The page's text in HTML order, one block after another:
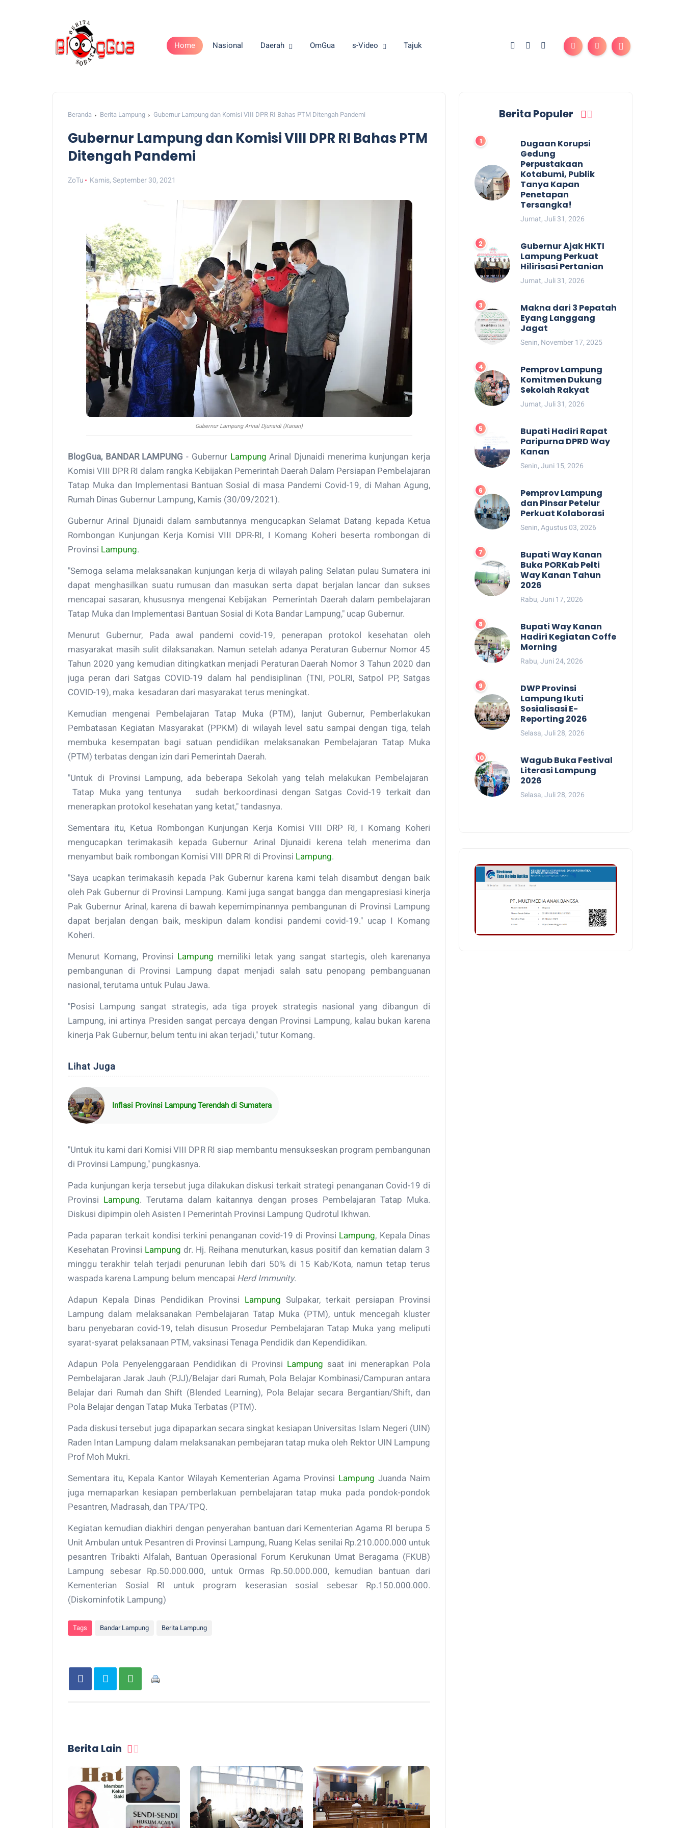
Home Nasional Daerah OmGua s-Video Tajuk
Beranda Berita Lampung Gubernur Lampung dan Komisi VIII DPR RI Bahas PTM Ditengah Pandemi
Gubernur Lampung dan Komisi VIII DPR RI Bahas PTM
Ditengah Pandemi
ZoTu Kamis, September 30, 2021
Gubernur Lampung Arinal Djunaidi (Kanan)
BlogGua, BANDAR LAMPUNG - Gubernur Lampung Arinal Djunaidi menerima kunjungan kerja
Komisi VIII DPR RI dalam rangka Kebijakan Pemerintah Daerah Dalam Persiapan Pembelajaran
Tatap Muka dan Implementasi Bantuan Sosial di masa Pandemi Covid-19, di Mahan Agung,
Rumah Dinas Gubernur Lampung, Kamis (30/09/2021).
Gubernur Arinal Djunaidi dalam sambutannya mengucapkan Selamat Datang kepada Ketua
Rombongan Kunjungan Kerja Komisi VIII DPR-RI, I Komang Koheri beserta rombongan di
Provinsi Lampung.
"Semoga selama melaksanakan kunjungan kerja di wilayah paling Selatan pulau Sumatera ini
dapat menghasilkan suatu rumusan dan masukan serta dapat berjalan lancar dan sukses
mencapai sasaran, khususnya mengenai Kebijakan Pemerintah Daerah dalam pembelajaran
Tatap Muka dan Implementasi Bantuan Sosial di Kota Bandar Lampung," ucap Gubernur.
Menurut Gubernur, Pada awal pandemi covid-19, penerapan protokol kesehatan oleh
masyarakat masih sulit dilaksanakan. Namun setelah adanya Peraturan Gubernur Nomor 45
Tahun 2020 yang kemudian ditingkatkan menjadi Peraturan Daerah Nomor 3 Tahun 2020 dan
juga peran dari Satgas COVID-19 dalam hal pendisiplinan (TNI, POLRI, Satpol PP, Satgas
COVID-19), maka kesadaran dari masyarakat terus meningkat.
Kemudian mengenai Pembelajaran Tatap Muka (PTM), lanjut Gubernur, Pemberlakukan
Pembatasan Kegiatan Masyarakat (PPKM) di wilayah level satu sampai dengan tiga, telah
membuka kesempatan bagi satuan pendidikan melaksanakan Pembelajaran Tatap Muka
(PTM) terbatas dengan izin dari Pemerintah Daerah.
"Untuk di Provinsi Lampung, ada beberapa Sekolah yang telah melakukan Pembelajaran
Tatap Muka yang tentunya
sudah berkoordinasi dengan Satgas Covid-19 terkait dan
menerapkan protokol kesehatan yang ketat," tandasnya.
Sementara itu, Ketua Rombongan Kunjungan Kerja Komisi VIII DRP RI, I Komang Koheri
mengucapkan terimakasih kepada Gubernur Arinal Djunaidi kerena telah menerima dan
menyambut baik rombongan Komisi VIII DPR RI di Provinsi Lampung.
"Saya ucapkan terimakasih kepada Pak Gubernur karena kami telah disambut dengan baik
oleh Pak Gubernur di Provinsi Lampung. Kami juga sangat bangga dan mengapresiasi kinerja
Pak Gubernur Arinal, karena di bawah kepemimpinannya pembangunan di Provinsi Lampung
dapat berjalan dengan baik, meskipun dalam kondisi pandemi covid-19." ucap I Komang
Koheri.
Menurut Komang, Provinsi Lampung memiliki letak yang sangat startegis, oleh karenanya
pembangunan di Provinsi Lampung dapat menjadi salah satu penopang pembanguanan
nasional, terutama untuk Pulau Jawa.
"Posisi Lampung sangat strategis, ada tiga proyek strategis nasional yang dibangun di
Lampung, ini artinya Presiden sangat percaya dengan Provinsi Lampung, kalau bukan karena
kinerja Pak Gubernur, belum tentu ini akan terjadi," tutur Komang.
Lihat Juga
Inflasi Provinsi Lampung Terendah di Sumatera
"Untuk itu kami dari Komisi VIII DPR RI siap membantu mensukseskan program pembangunan
di Provinsi Lampung," pungkasnya.
Pada kunjungan kerja tersebut juga dilakukan diskusi terkait strategi penanganan Covid-19 di
Provinsi Lampung. Terutama dalam kaitannya dengan proses Pembelajaran Tatap Muka.
Diskusi dipimpin oleh Asisten I Pemerintah Provinsi Lampung Qudrotul Ikhwan.
Pada paparan terkait kondisi terkini penanganan covid-19 di Provinsi Lampung, Kepala Dinas
Kesehatan Provinsi Lampung dr. Hj. Reihana menuturkan, kasus positif dan kematian dalam 3
minggu terakhir telah terjadi penurunan lebih dari 50% di 15 Kab/Kota, namun tetap terus
waspada karena Lampung belum mencapai Herd Immunity.
Adapun Kepala Dinas Pendidikan Provinsi Lampung Sulpakar, terkait persiapan Provinsi
Lampung dalam melaksanakan Pembelajaran Tatap Muka (PTM), untuk mencegah kluster
baru penyebaran covid-19, telah disusun Prosedur Pembelajaran Tatap Muka yang meliputi
syarat-syarat pelaksanaan PTM, vaksinasi Tenaga Pendidik dan Kependidikan.
Adapun Pola Penyelenggaraan Pendidikan di Provinsi Lampung saat ini menerapkan Pola
Pembelajaran Jarak Jauh (PJJ)/Belajar dari Rumah, Pola Belajar Kombinasi/Campuran antara
Belajar dari Rumah dan Shift (Blended Learning), Pola Belajar secara Bergantian/Shift, dan
Pola Belajar dengan Tatap Muka Terbatas (PTM).
Pada diskusi tersebut juga dipaparkan secara singkat kesiapan Universitas Islam Negeri (UIN)
Raden Intan Lampung dalam melaksanakan pembejaran tatap muka oleh Rektor UIN Lampung
Prof Moh Mukri.
Sementara itu, Kepala Kantor Wilayah Kementerian Agama Provinsi Lampung Juanda Naim
juga memaparkan kesiapan pemberlakuan pembelajaran tatap muka pada pondok-pondok
Pesantren, Madrasah, dan TPA/TPQ.
Kegiatan kemudian diakhiri dengan penyerahan bantuan dari Kementerian Agama RI berupa 5
Unit Ambulan untuk Pesantren di Provinsi Lampung, Ruang Kelas senilai Rp.210.000.000 untuk
pesantren Tribakti Alfalah, Bantuan Operasional Forum Kerukunan Umat Beragama (FKUB)
Lampung sebesar Rp.50.000.000, untuk Ormas Rp.50.000.000, kemudian bantuan dari
Kementerian Sosial RI untuk program keserasian sosial sebesar Rp.150.000.000.
(Diskominfotik Lampung)
Tags Bandar Lampung Berita Lampung
Berita Lain
Berita Populer
Dugaan Korupsi
Gedung
Perpustakaan
Kotabumi, Publik
Tanya Kapan
Penetapan
Tersangka!
Jumat, Juli 31, 2026
Gubernur Ajak HKTI
Lampung Perkuat
Hilirisasi Pertanian
Jumat, Juli 31, 2026
Makna dari 3 Pepatah
Eyang Langgang
Jagat
Senin, November 17, 2025
Pemprov Lampung
Komitmen Dukung
Sekolah Rakyat
Jumat, Juli 31, 2026
Bupati Hadiri Rapat
Paripurna DPRD Way
Kanan
Senin, Juni 15, 2026
Pemprov Lampung
dan Pinsar Petelur
Perkuat Kolaborasi
Senin, Agustus 03, 2026
Bupati Way Kanan
Buka PORKab Pelti
Way Kanan Tahun
2026
Rabu, Juni 17, 2026
Bupati Way Kanan
Hadiri Kegiatan Coffe
Morning
Rabu, Juni 24, 2026
DWP Provinsi
Lampung Ikuti
Sosialisasi E-
Reporting 2026
Selasa, Juli 28, 2026
Wagub Buka Festival
Literasi Lampung
2026
Selasa, Juli 28, 2026